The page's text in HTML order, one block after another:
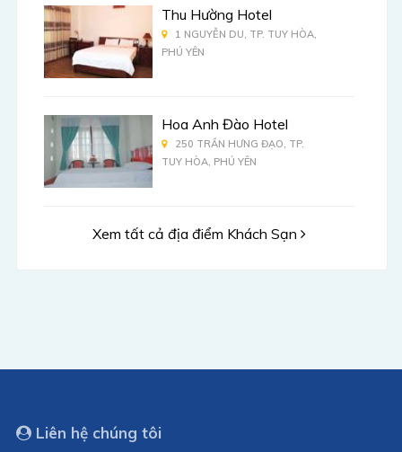
Thu Hường Hotel
1 NGUYỄN DU, TP. TUY HÒA,
PHÚ YÊN
Hoa Anh Đào Hotel
250 TRẦN HƯNG ĐẠO, TP.
TUY HÒA, PHÚ YÊN
Xem tất cả địa điểm Khách Sạn
Liên hệ chúng tôi